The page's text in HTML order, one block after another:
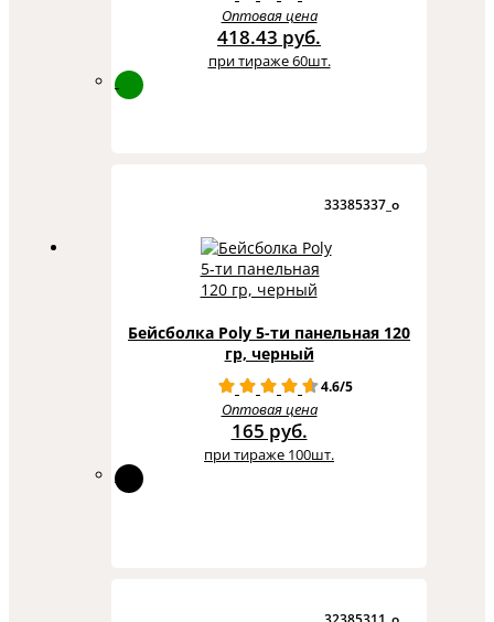
Оптовая цена
418.43 руб.
при тираже 60шт.
33385337_o
Бейсболка Poly 5-ти панельная 120
гр, черный
4.6/5
Оптовая цена
165 руб.
при тираже 100шт.